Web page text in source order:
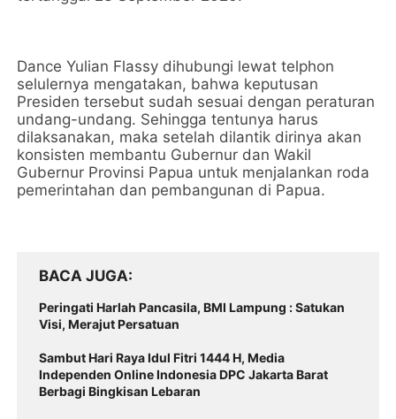
Dance Yulian Flassy dihubungi lewat telphon
selulernya mengatakan, bahwa keputusan
Presiden tersebut sudah sesuai dengan peraturan
undang-undang. Sehingga tentunya harus
dilaksanakan, maka setelah dilantik dirinya akan
konsisten membantu Gubernur dan Wakil
Gubernur Provinsi Papua untuk menjalankan roda
pemerintahan dan pembangunan di Papua.
BACA JUGA
Peringati Harlah Pancasila, BMI Lampung : Satukan
Visi, Merajut Persatuan
Sambut Hari Raya Idul Fitri 1444 H, Media
Independen Online Indonesia DPC Jakarta Barat
Berbagi Bingkisan Lebaran